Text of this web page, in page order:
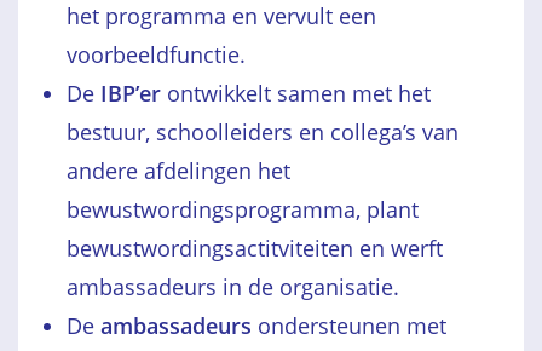
het programma en vervult een
voorbeeldfunctie.
De IBP’er ontwikkelt samen met het
bestuur, schoolleiders en collega’s van
andere afdelingen het
bewustwordingsprogramma, plant
bewustwordingsactitviteiten en werft
ambassadeurs in de organisatie.
De ambassadeurs ondersteunen met